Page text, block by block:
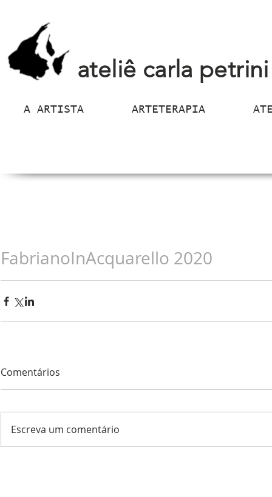
ateliê carla petrini
A ARTISTA ARTETERAPIA
FabrianoInAcquarello 2020
Comentários
Escreva um comentário